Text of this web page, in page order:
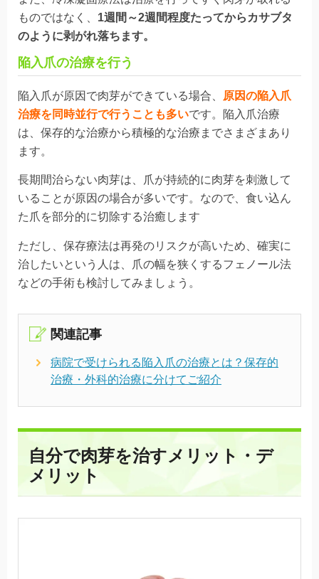
ものではなく、 1週間～2週間程度たってからカサブタ
のように剥がれ落ちます。
陥入爪の治療を行う
陥入爪が原因で肉芽ができている場合、 原因の陥入爪
治療を同時並行で行うことも多いです。陥入爪治療
は、保存的な治療から積極的な治療までさまざまあり
ます。
長期間治らない肉芽は、爪が持続的に肉芽を刺激して
いることが原因の場合が多いです。なので、食い込ん
た爪を部分的に切除する治癒します
ただし、保存療法は再発のリスクが高いため、確実に
治したいという人は、爪の幅を狭くするフェノール法
などの手術も検討してみましょう。
関連記事
病院で受けられる陥入爪の治療とは？保存的
治療・外科的治療に分けてご紹介
自分で肉芽を治すメリット・デ
メリット